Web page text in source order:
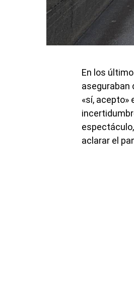
En los
aseguraban
«sí, acepto»
aclarar el